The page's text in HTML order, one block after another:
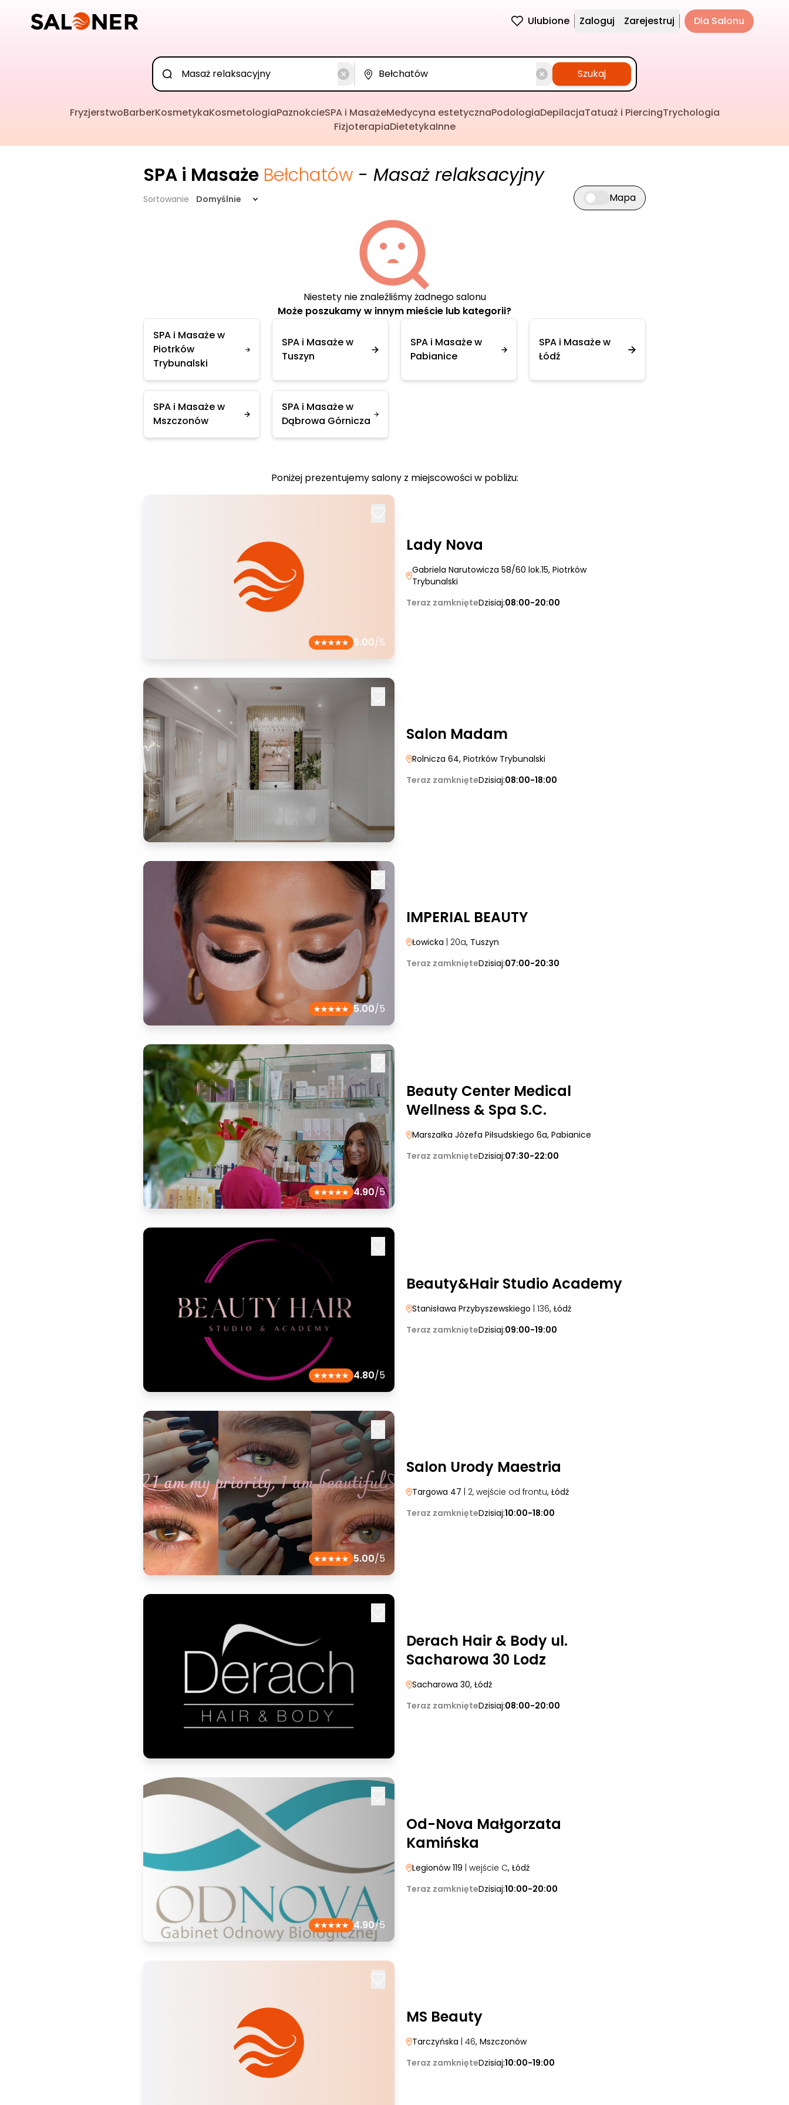
Ulubione Zaloguj Zarejestruj Dla Salonu
Szukaj
FryzjerstwoBarberKosmetykaKosmetologiaPaznokcieSPA i MasażeMedycyna estetycznaPodologiaDepilacjaTatuaż i PiercingTrychologia
FizjoterapiaDietetykaInne
SPA i Masaże Bełchatów - Masaż relaksacyjny
Sortowanie Domyślnie Przełącz widok mapy
Mapa
Niestety nie znaleźliśmy żadnego salonu
Może poszukamy w innym mieście lub kategorii?
SPA i Masaże w
Piotrków
Trybunalski
SPA i Masaże w
Tuszyn
SPA i Masaże w
Pabianice
SPA i Masaże w
Łódź
SPA i Masaże w
Mszczonów
SPA i Masaże w
Dąbrowa Górnicza
Poniżej prezentujemy salony z miejscowości w pobliżu:
5.00/5
Lady Nova
Gabriela Narutowicza 58/60 lok.15, Piotrków
Trybunalski
Teraz zamknięteDzisiaj:08:00-20:00
Salon Madam
Rolnicza 64, Piotrków Trybunalski
Teraz zamknięteDzisiaj:08:00-18:00
5.00/5
IMPERIAL BEAUTY
Łowicka | 20a, Tuszyn
Teraz zamknięteDzisiaj:07:00-20:30
4.90/5
Beauty Center Medical
Wellness & Spa S.C.
Marszałka Józefa Piłsudskiego 6a, Pabianice
Teraz zamknięteDzisiaj:07:30-22:00
4.80/5
Beauty&Hair Studio Academy
Stanisława Przybyszewskiego | 136, Łódź
Teraz zamknięteDzisiaj:09:00-19:00
5.00/5
Salon Urody Maestria
Targowa 47 | 2, wejście od frontu, Łódź
Teraz zamknięteDzisiaj:10:00-18:00
Derach Hair & Body ul.
Sacharowa 30 Lodz
Sacharowa 30, Łódź
Teraz zamknięteDzisiaj:08:00-20:00
4.90/5
Od-Nova Małgorzata
Kamińska
Legionów 119 | wejście C, Łódź
Teraz zamknięteDzisiaj:10:00-20:00
MS Beauty
Tarczyńska | 46, Mszczonów
Teraz zamknięteDzisiaj:10:00-19:00